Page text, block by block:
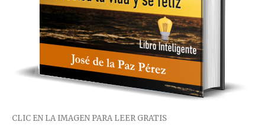
CLIC EN LA IMAGEN PARA LEER GRATIS